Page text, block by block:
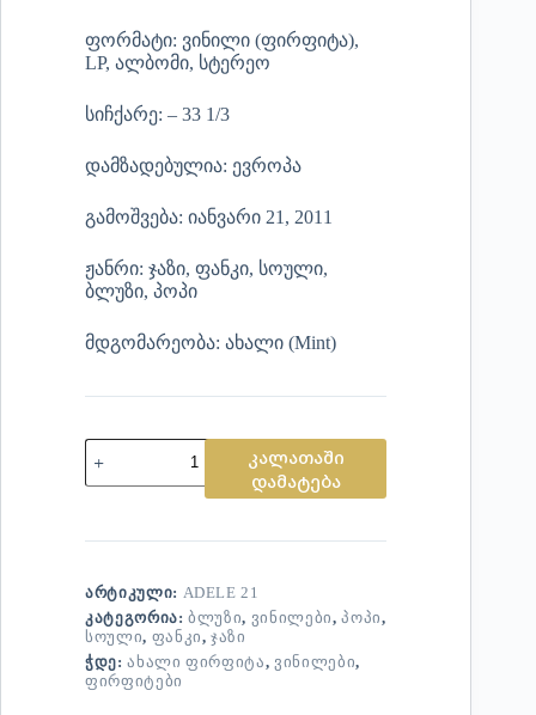
ფორმატი: ვინილი (ფირფიტა),
LP, ალბომი, სტერეო
სიჩქარე: – 33 1/3
დამზადებულია: ევროპა
გამოშვება: იანვარი 21, 2011
ჟანრი: ჯაზი, ფანკი, სოული,
ბლუზი, პოპი
მდგომარეობა: ახალი (Mint)
კალათაში
დამატება
ᲐᲠᲢᲘᲙᲣᲚᲘ: ADELE 21
ᲙᲐᲢᲔᲒᲝᲠᲘᲐ:ᲑᲚᲣᲖᲘ, ᲕᲘᲜᲘᲚᲔᲑᲘ,ᲞᲝᲞᲘ,
ᲡᲝᲣᲚᲘ, ᲤᲐᲜᲙᲘ,ᲯᲐᲖᲘ
ᲭᲓᲔ:ᲐᲮᲐᲚᲘ ᲤᲘᲠᲤᲘᲢᲐ, ᲕᲘᲜᲘᲚᲔᲑᲘ,
ᲤᲘᲠᲤᲘᲢᲔᲑᲘ